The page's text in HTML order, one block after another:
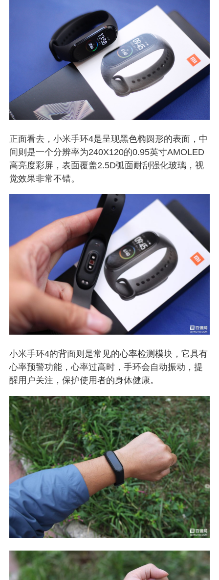
正面看去，小米手环4是呈现黑色椭圆形的表面，中
间则是一个分辨率为240X120的0.95英寸AMOLED
高亮度彩屏，表面覆盖2.5D弧面耐刮强化玻璃，视
觉效果非常不错。
小米手环4的背面则是常见的心率检测模块，它具有
心率预警功能，心率过高时，手环会自动振动，提
醒用户关注，保护使用者的身体健康。